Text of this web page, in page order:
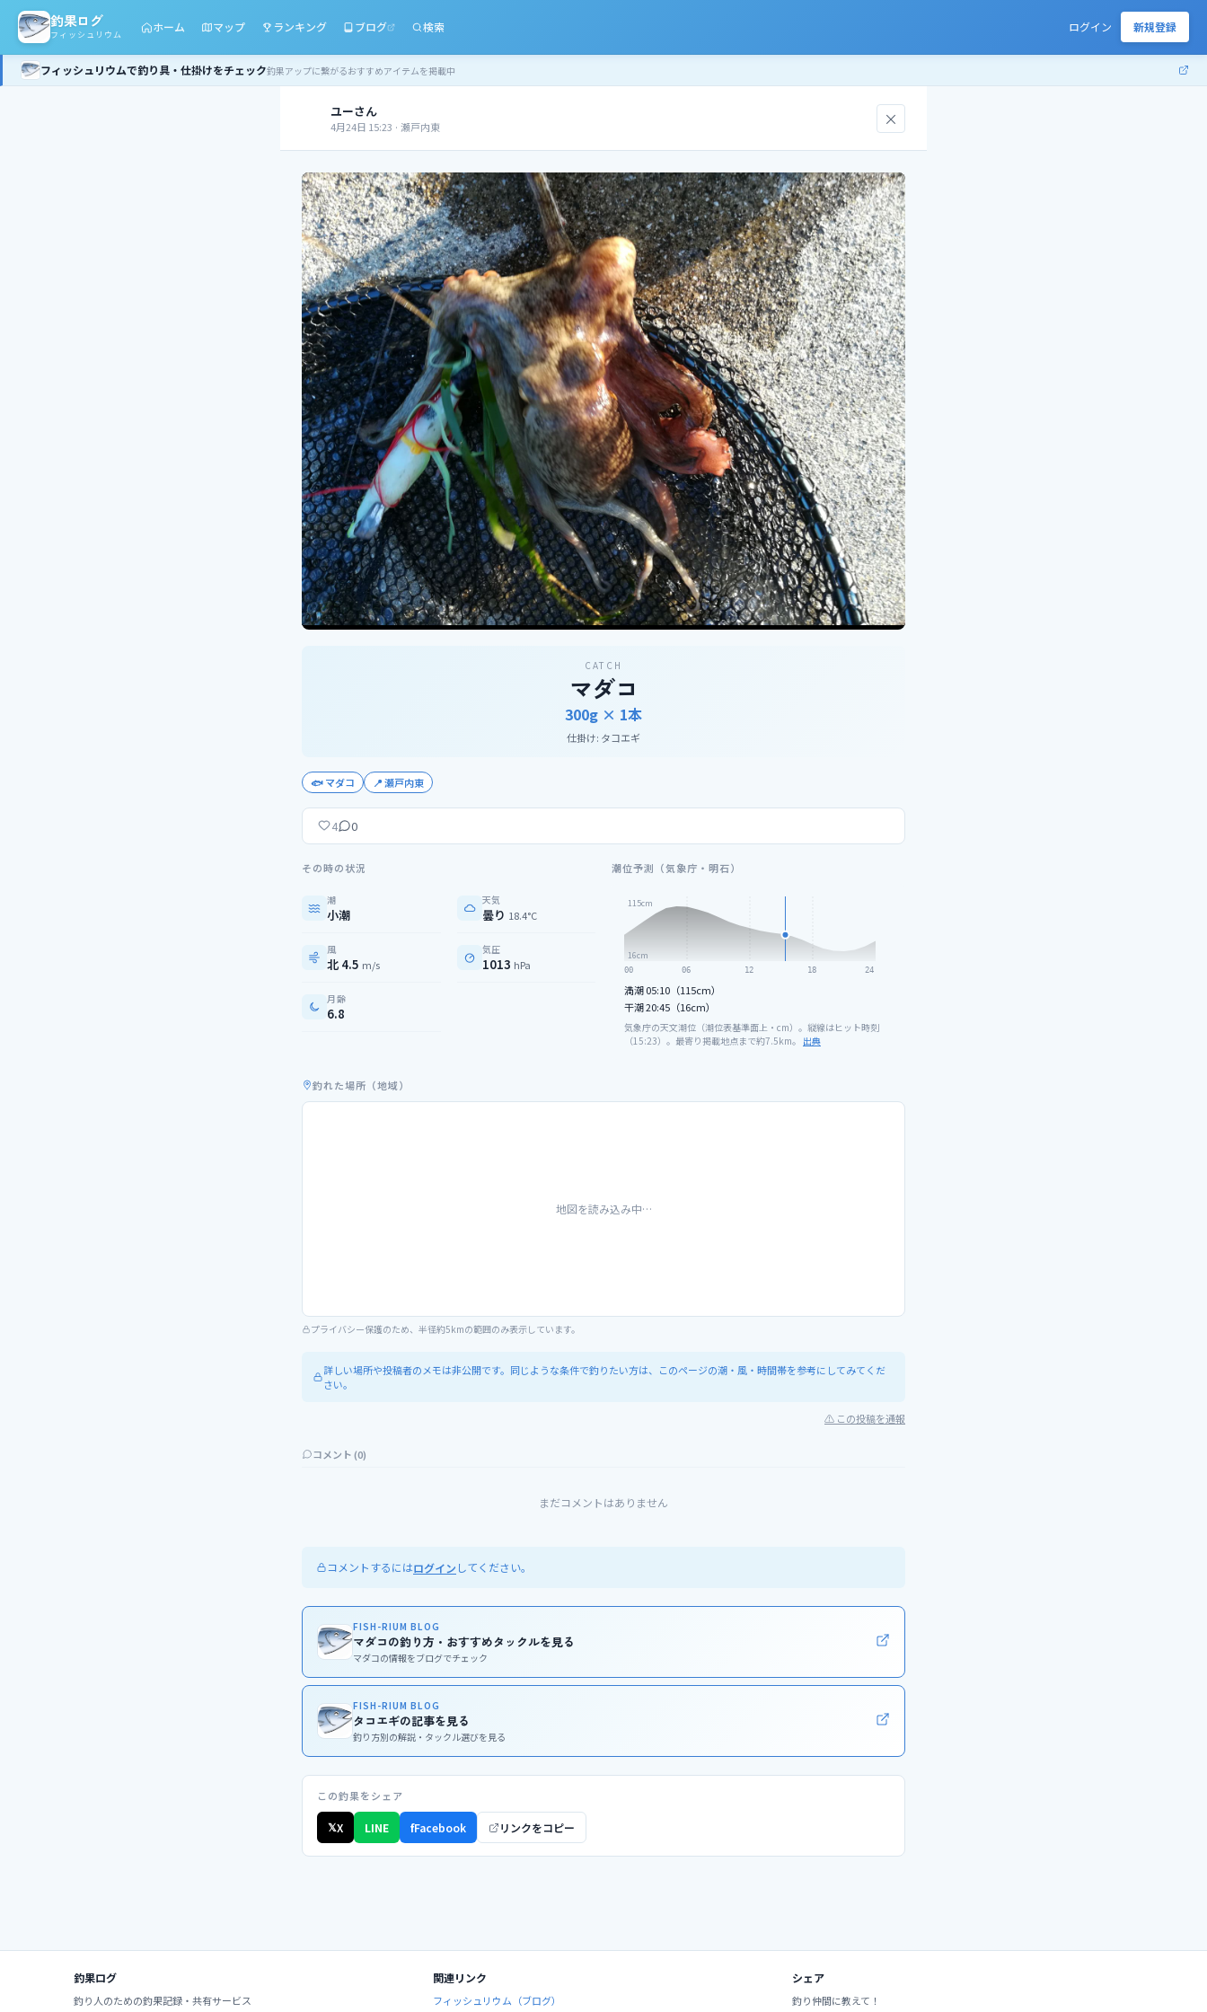
釣果ログ
フィッシュリウム
ホーム マップ ランキング ブログ 検索 ログイン 新規登録
フィッシュリウムで釣り具・仕掛けをチェック釣果アップに繋がるおすすめアイテムを掲載中
ユーさん
4月24日 15:23 · 瀬戸内東 ×
CATCH
マダコ
300g × 1本
仕掛け: タコエギ
🐟マダコ 📍瀬戸内東
4 0
その時の状況
潮
小潮
天気
曇り 18.4°C
風
北 4.5 m/s
気圧
1013 hPa
月齢
6.8
潮位予測（気象庁・明石）
115cm
16cm
00 06 12 18 24
満潮05:10（115cm）
干潮20:45（16cm）
気象庁の天文潮位（潮位表基準面上・cm）。縦線はヒット時刻
（15:23）。最寄り掲載地点まで約7.5km。 出典
釣れた場所（地域）
地図を読み込み中…
プライバシー保護のため、半径約5kmの範囲のみ表示しています。
詳しい場所や投稿者のメモは非公開です。同じような条件で釣りたい方は、このページの潮・風・時間帯を参考にしてみてくだ
さい。
⚠ この投稿を通報
コメント (0)
まだコメントはありません
コメントするにはログイン してください。
FISH-RIUM BLOG
マダコの釣り方・おすすめタックルを見る
マダコの情報をブログでチェック
FISH-RIUM BLOG
タコエギの記事を見る
釣り方別の解説・タックル選びを見る
この釣果をシェア
𝕏X LINE fFacebook リンクをコピー
釣果ログ
釣り人のための釣果記録・共有サービス
関連リンク
フィッシュリウム（ブログ）
シェア
釣り仲間に教えて！